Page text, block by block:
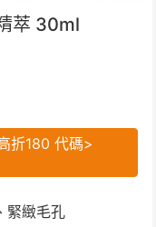
萃 30ml
折180 代碼>
緊緻毛孔